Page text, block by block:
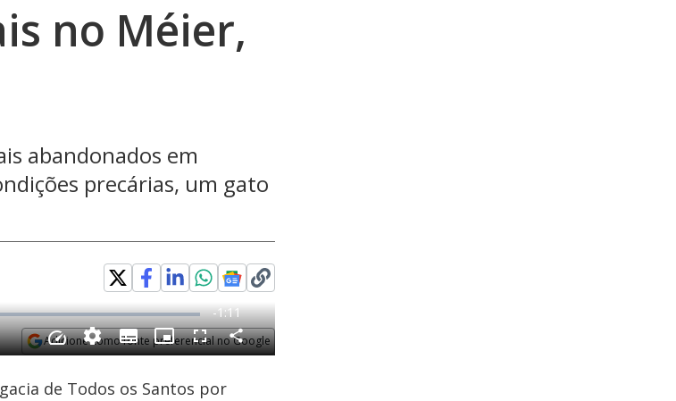
no Méier,
abandonados em
precárias, um gato
Adicione como fonte preferencial no Google
Velocidade Subtitles
de Todos os Santos por